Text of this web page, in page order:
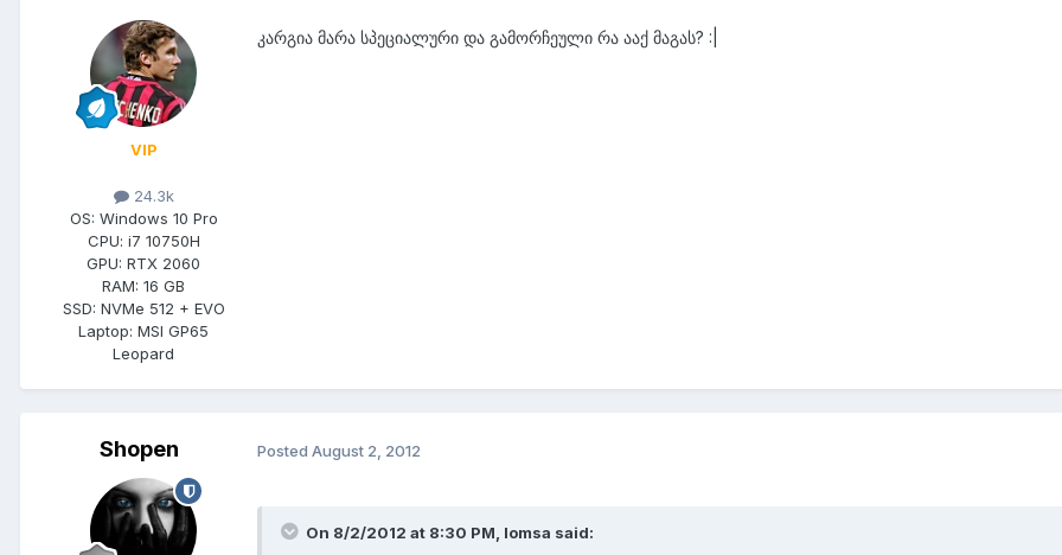
VIP
24.3k
OS: Windows 10 Pro
CPU: i7 10750H
GPU: RTX 2060
RAM: 16 GB
SSD: NVMe 512 + EVO
Laptop: MSI GP65
Leopard
კარგია მარა სპეციალური და გამორჩეული რა ააქ მაგას? :|
Shopen Posted August 2, 2012
On 8/2/2012 at 8:30 PM, lomsa said: